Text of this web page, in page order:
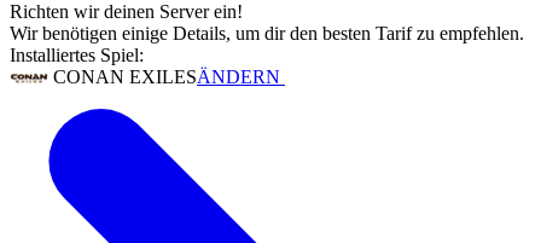
Richten wir deinen Server ein!
Wir benötigen einige Details, um dir den besten Tarif zu empfehlen.
Installiertes Spiel:
CONAN EXILESÄNDERN